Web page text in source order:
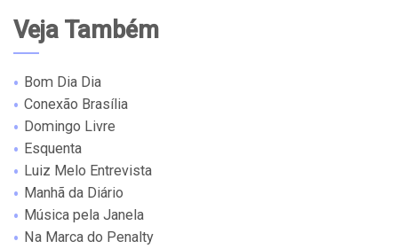
Veja Também
Bom Dia Dia
Conexão Brasília
Domingo Livre
Esquenta
Luiz Melo Entrevista
Manhã da Diário
Música pela Janela
Na Marca do Penalty